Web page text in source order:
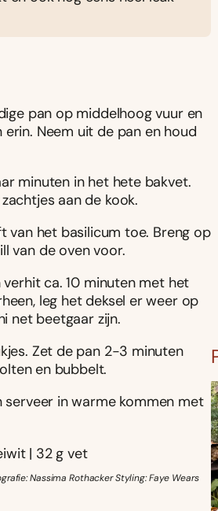
pan op middelhoog vuur en
Neem uit de pan en houd
minuten in het hete bakvet.
aan de kook.
van het basilicum toe. Breng op
van de oven voor.
ca. 10 minuten met het
leg het deksel er weer op
net beetgaar zijn.
Zet de pan 2-3 minuten
en bubbelt.
in warme kommen met
| 32 g vet
Nassima Rothacker Styling: Faye Wears